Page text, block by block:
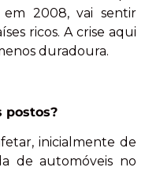
em 2008, vai sentir
ricos. A crise aqui
duradoura.
postos?
inicialmente de
de automóveis no